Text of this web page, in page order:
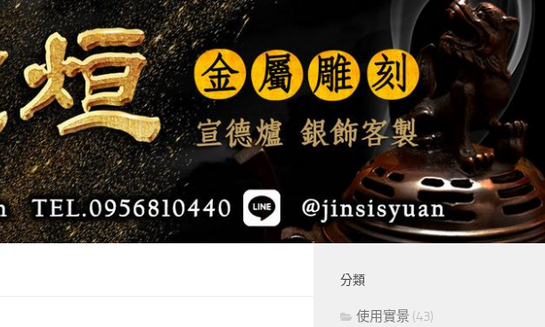
分類
使用實景 (43)